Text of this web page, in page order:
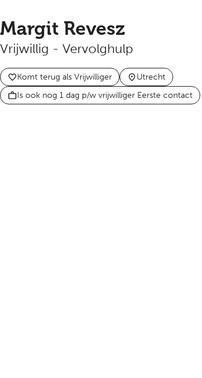
Margit Revesz
Vrijwillig - Vervolghulp
Komt terug als Vrijwilliger
Utrecht
Is ook nog 1 dag p/w vrijwilliger Eerste contact